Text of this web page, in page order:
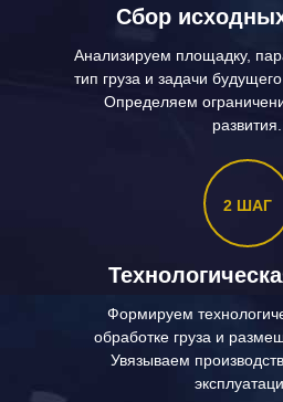
Сбор
Анализируем площадку,
тип груза и задачи
Определяем
развития.
2 ШАГ
Формируем
обработке груза и
Увязываем